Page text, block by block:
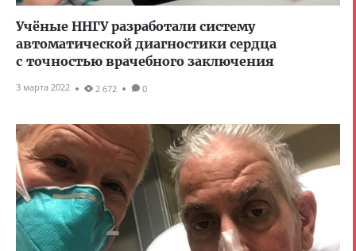
Учёные ННГУ разработали систему
автоматической диагностики сердца
с точностью врачебного заключения
3 марта 2022 2 672 0